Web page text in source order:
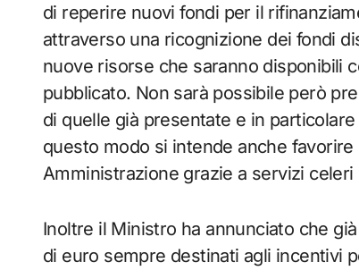
di reperire nuovi fondi per il
attraverso una ricognizione dei fondi
nuove risorse che saranno disponibili
pubblicato. Non sarà possibile però
di quelle già presentate e in
questo modo si intende anche
Amministrazione grazie a servizi celeri
Inoltre il Ministro ha annunciato che
di euro sempre destinati agli incentivi